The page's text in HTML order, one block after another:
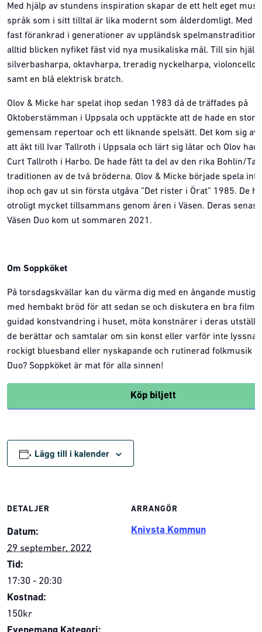
Med hjälp av stundens inspiration skapar de ett helt eget
språk som i sitt tilltal är lika modernt som ålderdomligt. Med
fast förankrad i generationer av uppländsk spelmanstradition
alltid blicken nyfiket fäst vid nya musikaliska mål. Till sin hjälp
silverbasharpa, oktavharpa, treradig nyckelharpa, violoncello
samt en blå elektrisk bratch.
Olov & Micke har spelat ihop sedan 1983 då de träffades på
Oktoberstämman i Uppsala och upptäckte att de hade en stor
gemensam repertoar och ett liknande spelsätt. Det kom sig av
att åkt till Ivar Tallroth i Uppsala och lärt sig låtar och Olov
Curt Tallroth i Harbo. De hade fått ta del av den rika Bohlin/
traditionen av de två bröderna. Olov & Micke började spela
ihop och gav ut sin första utgåva ”Det rister i Örat” 1985. De
otroligt mycket tillsammans genom åren i Väsen. Deras
Väsen Duo kom ut sommaren 2021.
Om Soppköket
På torsdagskvällar kan du värma dig med en ångande mustig
med hembakt bröd för att sedan se och diskutera en bra film,
guidad konstvandring i huset, möta konstnärer i deras
de berättar och samtalar om sin konst eller varför inte lyssna
rockigt bluesband eller nyskapande och rutinerad folkmusik
Duo? Soppköket är mat för alla sinnen!
Köp biljett
Lägg till i kalender
DETALJER
Datum:
29 september, 2022
Tid:
17:30 - 20:30
Kostnad:
150kr
ARRANGÖR
Knivsta Kommun